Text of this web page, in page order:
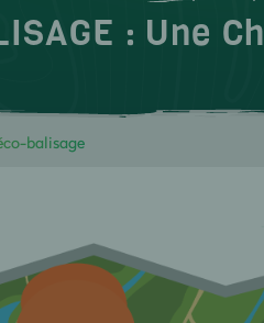
: Une
balisage